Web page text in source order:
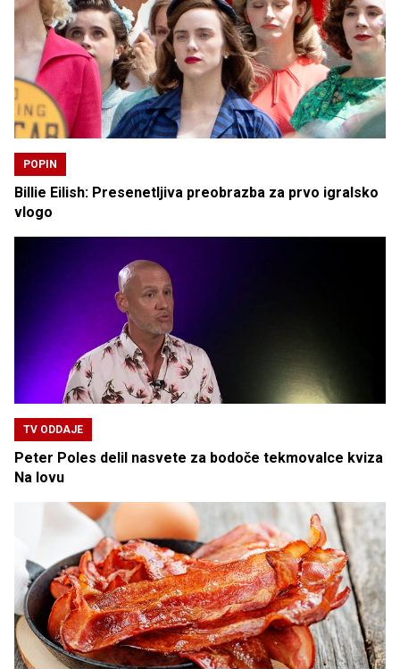
POPIN
Billie Eilish: Presenetljiva preobrazba za prvo igralsko
vlogo
TV ODDAJE
Peter Poles delil nasvete za bodoče tekmovalce kviza
Na lovu